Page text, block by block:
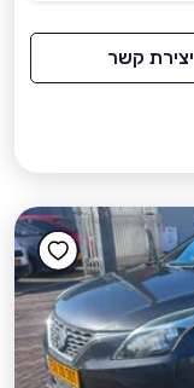
יצירת קשר